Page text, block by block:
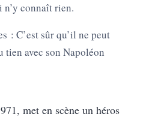
connaît rien.
: C’est sûr qu’il ne peut
tien avec son Napoléon
met en scène un héros